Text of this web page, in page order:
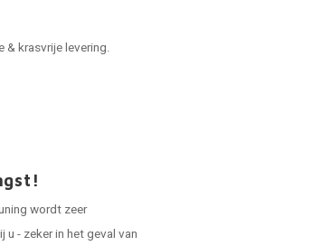
& krasvrije levering.
wordt zeer
- zeker in het geval van